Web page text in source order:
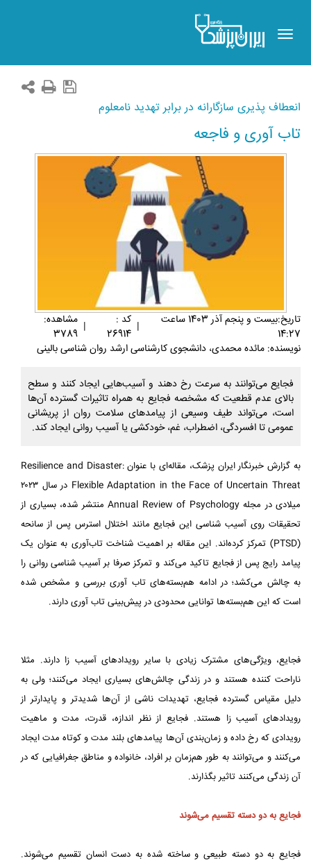
Toggle
navigation
انعطاف‌ پذیری سازگارانه در برابر تهدید نامعلوم
تاب‌ آوری و فاجعه
تاريخ:بيست و پنجم آذر 1403 ساعت
14:27
| کد :
26914
| مشاهده:
3789
نویسنده: مائده محمدی، دانشجوی کارشناسی ارشد روان شناسی بالینی
فجایع می‌توانند به سرعت رخ دهند و آسیب‌هایی ایجاد کنند و سطح
بالای عدم قطعیت که مشخصه فجایع به همراه تاثیرات گسترده آن‌ها
است، می‌تواند طیف وسیعی از پیامدهای سلامت‌ روان از پریشانی
عمومی تا افسردگی، اضطراب، غم، خودکشی یا آسیب‌ روانی ایجاد کند.
به گزارش خبرنگار ایران پزشک، مقاله‌ای با عنوان Resilience and Disaster:
Flexible Adaptation in the Face of Uncertain Threat در سال ۲۰۲۳
میلادی در مجله Annual Review of Psychology منتشر شده، بسیاری از
تحقیقات روی آسیب‌ شناسی این فجایع مانند اختلال استرس پس از سانحه
(PTSD) تمرکز کرده‌اند. این مقاله بر اهمیت شناخت تاب‌آوری به عنوان یک
پیامد رایج پس از فجایع تاکید می‌کند و تمرکز صرفا بر آسیب‌ شناسی روانی را
به چالش می‌کشد؛ در ادامه هم‌بسته‌های تاب‌ آوری بررسی و مشخص شده
است که این هم‌بسته‌ها توانایی محدودی در پیش‌بینی تاب‌ آوری دارند.
فجایع، ویژگی‌های مشترک زیادی با سایر رویدادهای آسیب‌ زا دارند. مثلا
ناراحت کننده هستند و در زندگی چالش‌های بسیاری ایجاد می‌کنند؛ ولی به
دلیل مقیاس گسترده فجایع، تهدیدات ناشی از آن‌ها شدیدتر و پایدارتر از
رویدادهای آسیب‌ زا هستند. فجایع از نظر اندازه، قدرت، مدت و ماهیت
رویدادی که رخ داده و زمان‌بندی آن‌ها پیامدهای بلند مدت و کوتاه‌ مدت ایجاد
می‌کنند و می‌توانند به‌ طور هم‌زمان بر افراد، خانواده و مناطق جغرافیایی که در
آن زندگی می‌کنند تاثیر بگذارند.
فجایع به دو دسته تقسیم می‌شوند
فجایع به دو دسته طبیعی و ساخته شده به دست انسان تقسیم می‌شوند.